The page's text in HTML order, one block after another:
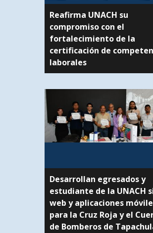
Reafirma UNACH su
compromiso con el
fortalecimiento de la
certificación de
laborales
Desarrollan egresados y
estudiante de la UNACH
web y aplicaciones
para la Cruz Roja y el
de Bomberos de